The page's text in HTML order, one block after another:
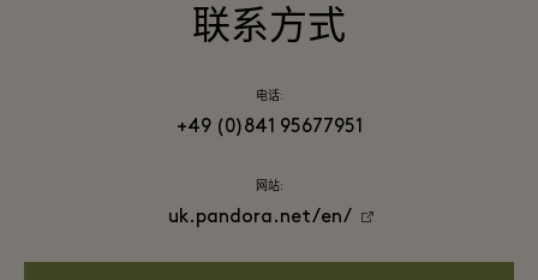
联系方式
电话:
+49 (0)841 95677951
网站:
uk.pandora.net/en/